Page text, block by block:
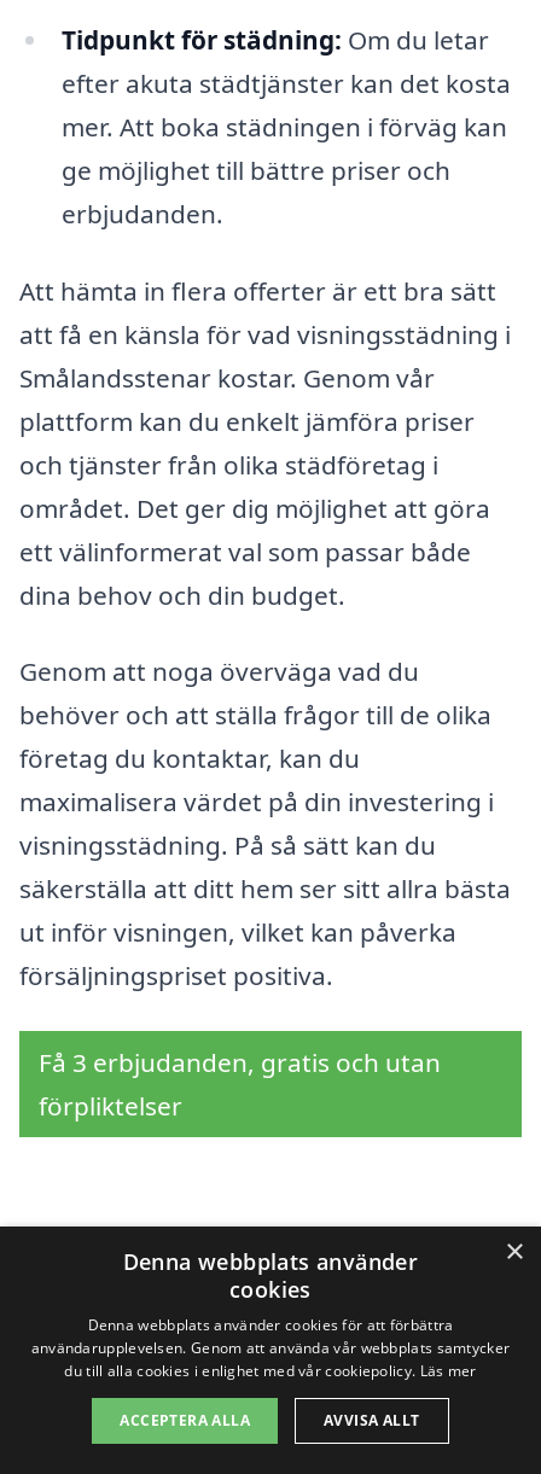
Tidpunkt för städning: Om du letar
efter akuta städtjänster kan det kosta
mer. Att boka städningen i förväg kan
ge möjlighet till bättre priser och
erbjudanden.
Att hämta in flera offerter är ett bra sätt
att få en känsla för vad visningsstädning i
Smålandsstenar kostar. Genom vår
plattform kan du enkelt jämföra priser
och tjänster från olika städföretag i
området. Det ger dig möjlighet att göra
ett välinformerat val som passar både
dina behov och din budget.
Genom att noga överväga vad du
behöver och att ställa frågor till de olika
företag du kontaktar, kan du
maximalisera värdet på din investering i
visningsstädning. På så sätt kan du
säkerställa att ditt hem ser sitt allra bästa
ut inför visningen, vilket kan påverka
försäljningspriset positiva.
Få 3 erbjudanden, gratis och utan
förpliktelser
Sök efter en
professionell för
visningsstädning i
andra städer nära
×
Denna webbplats använder
cookies
Denna webbplats använder cookies för att förbättra
användarupplevelsen. Genom att använda vår webbplats samtycker
du till alla cookies i enlighet med vår cookiepolicy. Läs mer
ACCEPTERA ALLA AVVISA ALLT